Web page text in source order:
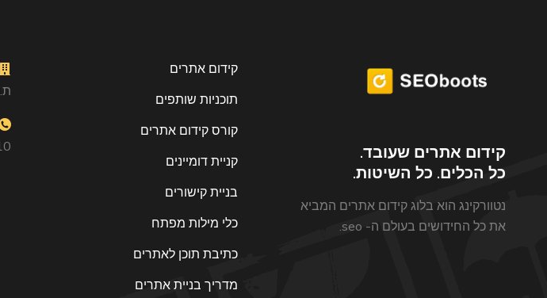
קידום אתרים שעובד.
כל הכלים. כל השיטות.
נטוורקינג הוא בלוג קידום אתרים המביא
את כל החידושים בעולם ה- seo.
קידום אתרים
תוכניות שותפים
קורס קידום אתרים
קניית דומיינים
בניית קישורים
כלי מילות מפתח
כתיבת תוכן לאתרים
מדריך בניית אתרים
ת.ד.